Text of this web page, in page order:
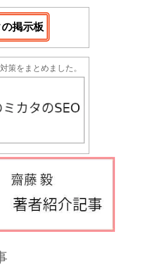
掲示板
策をまとめました。